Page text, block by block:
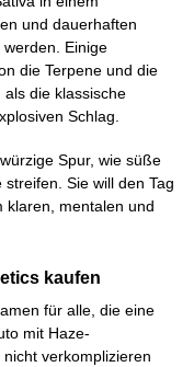
und dauerhaften
Einige
die Terpene und die
die klassische
Schlag.
Spur, wie süße
Sie will den Tag
klaren, mentalen und
kaufen
für alle, die eine
mit Haze-
verkomplizieren